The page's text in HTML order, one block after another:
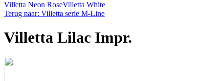
Villetta Neon RoseVilletta White
Terug naar: Villetta serie M-Line
Villetta Lilac Impr.